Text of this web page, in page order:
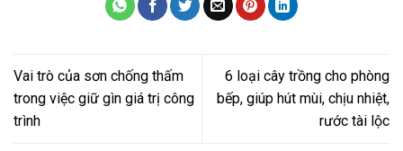
Vai trò của sơn chống thấm
trong việc giữ gìn giá trị công
trình
6 loại cây trồng cho phòng
bếp, giúp hút mùi, chịu nhiệt,
rước tài lộc